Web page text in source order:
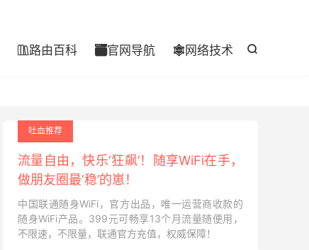

路由百科 官网导航  网络技术
吐血推荐
流量自由，快乐‘狂飙’！随享WiFi在手，
做朋友圈最‘稳’的崽！
中国联通随身WiFi，官方出品，唯一运营商收款的
随身WiFi产品。399元可畅享13个月流量随便用，
不限速，不限量，联通官方充值，权威保障！